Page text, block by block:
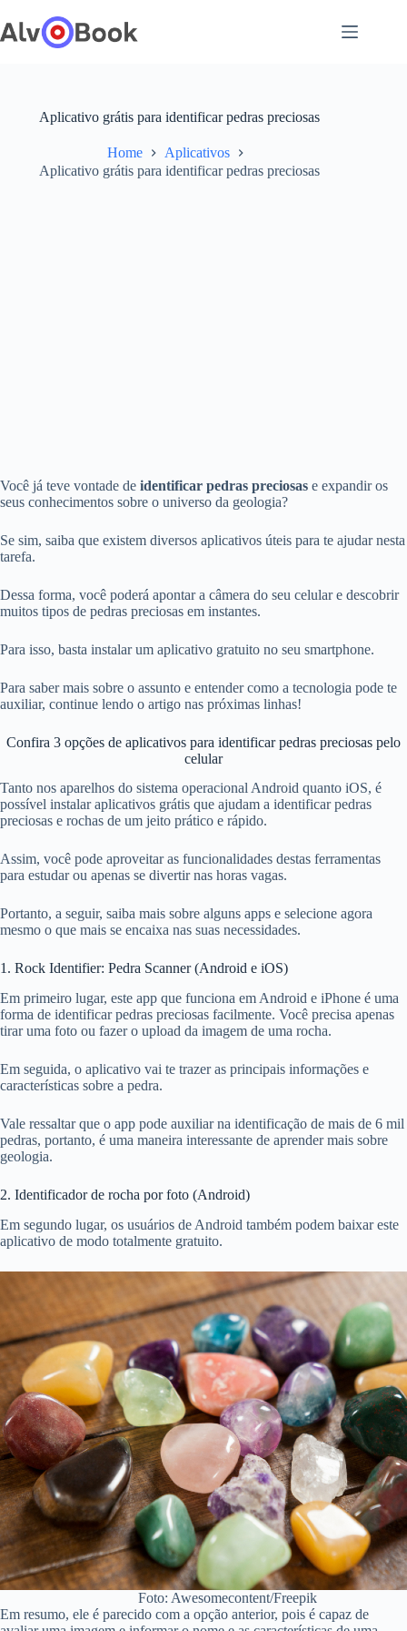
para
o
Aplicativo grátis para identificar pedras preciosas
Home
Aplicativos
Aplicativo grátis para identificar pedras preciosas
Você já teve vontade de identificar pedras preciosas e expandir os
seus conhecimentos sobre o universo da geologia?
Se sim, saiba que existem diversos aplicativos úteis para te ajudar nesta
tarefa.
Dessa forma, você poderá apontar a câmera do seu celular e descobrir
muitos tipos de pedras preciosas em instantes.
Para isso, basta instalar um aplicativo gratuito no seu smartphone.
Para saber mais sobre o assunto e entender como a tecnologia pode te
auxiliar, continue lendo o artigo nas próximas linhas!
Confira 3 opções de aplicativos para identificar pedras preciosas pelo
celular
Tanto nos aparelhos do sistema operacional Android quanto iOS, é
possível instalar aplicativos grátis que ajudam a identificar pedras
preciosas e rochas de um jeito prático e rápido.
Assim, você pode aproveitar as funcionalidades destas ferramentas
para estudar ou apenas se divertir nas horas vagas.
Portanto, a seguir, saiba mais sobre alguns apps e selecione agora
mesmo o que mais se encaixa nas suas necessidades.
1. Rock Identifier: Pedra Scanner (Android e iOS)
Em primeiro lugar, este app que funciona em Android e iPhone é uma
forma de identificar pedras preciosas facilmente. Você precisa apenas
tirar uma foto ou fazer o upload da imagem de uma rocha.
Em seguida, o aplicativo vai te trazer as principais informações e
características sobre a pedra.
Vale ressaltar que o app pode auxiliar na identificação de mais de 6 mil
pedras, portanto, é uma maneira interessante de aprender mais sobre
geologia.
2. Identificador de rocha por foto (Android)
Em segundo lugar, os usuários de Android também podem baixar este
aplicativo de modo totalmente gratuito.
Foto: Awesomecontent/Freepik
Em resumo, ele é parecido com a opção anterior, pois é capaz de